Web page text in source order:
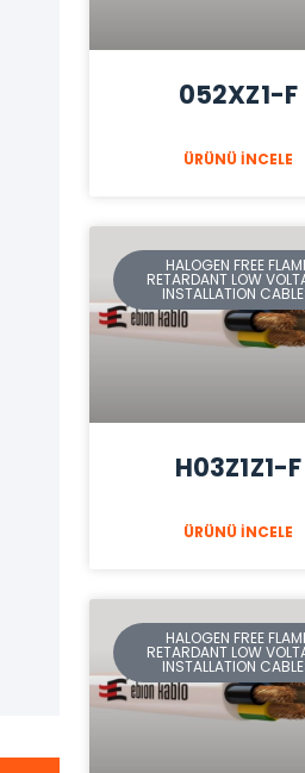
052XZ1-F
ÜRÜNÜ İNCELE
HALOGEN FREE
RETARDANT LOW
INSTALLATION
H03Z1Z1-F
ÜRÜNÜ İNCELE
HALOGEN FREE
RETARDANT LOW
INSTALLATION